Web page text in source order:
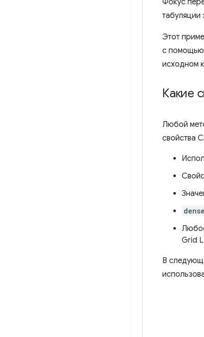
Фокус
табуляции
Этот
с помощью
исходном
Какие
Любой
свойства
dense
Grid
В